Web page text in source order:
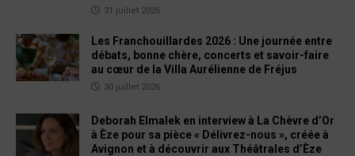
31 juillet 2026
Les Franchouillardes 2026 : Une journée entre
débats, bonne chère, concerts et savoir-faire
au cœur de la Villa Aurélienne de Fréjus
30 juillet 2026
Deborah Elmalek en interview à La Chèvre d’Or
à Èze pour sa pièce « Délivrez-nous », créée à
Avignon et à découvrir aux Théâtrales d’Èze